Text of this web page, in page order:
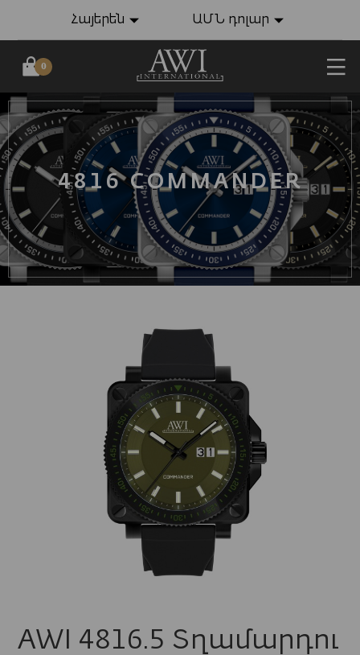
Հայերեն ԱՄՆ դոլար
0
4816 COMMANDER
AWI 4816.5 Տղամարդու